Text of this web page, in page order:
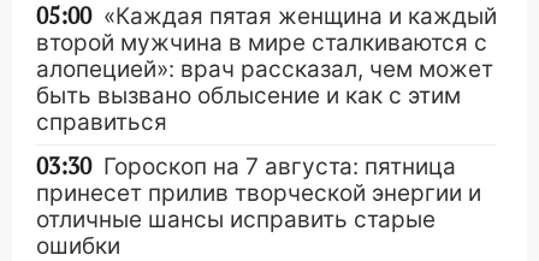
05:00 «Каждая пятая женщина и каждый
второй мужчина в мире сталкиваются с
алопецией»: врач рассказал, чем может
быть вызвано облысение и как с этим
справиться
03:30 Гороскоп на 7 августа: пятница
принесет прилив творческой энергии и
отличные шансы исправить старые
ошибки